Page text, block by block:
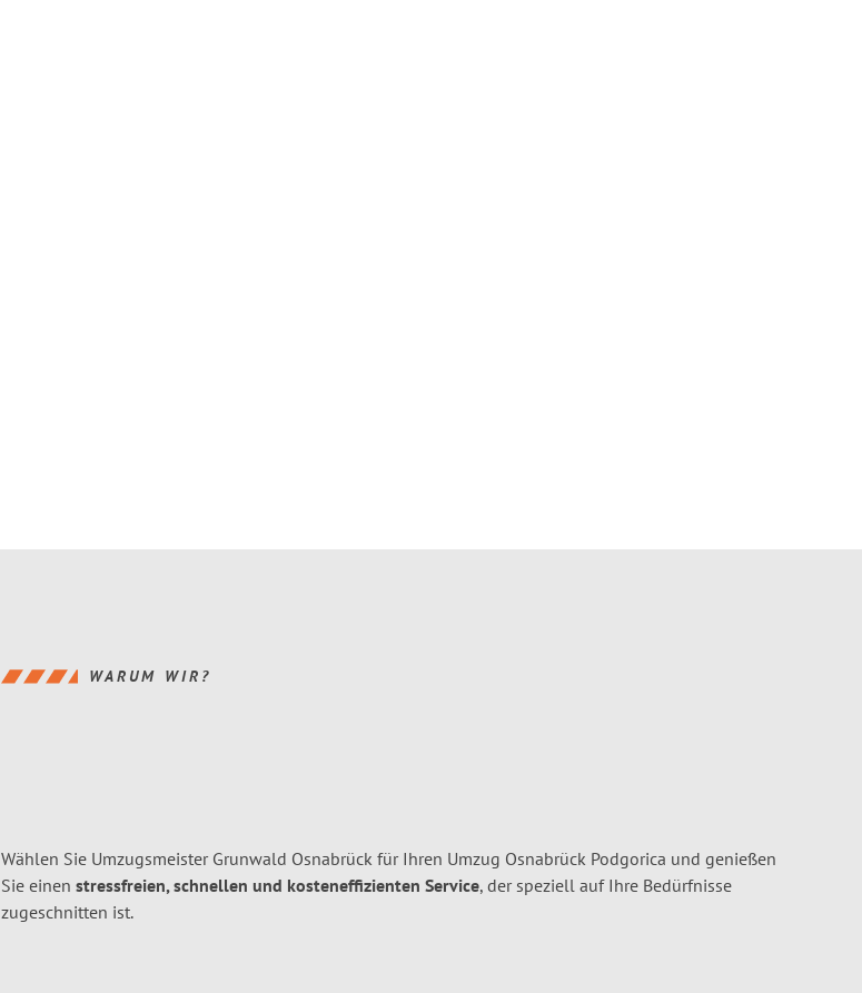
WARUM WIR?
Wählen Sie Umzugsmeister Grunwald Osnabrück für Ihren Umzug Osnabrück Podgorica und genießen
Sie einen stressfreien, schnellen und kosteneffizienten Service, der speziell auf Ihre Bedürfnisse
zugeschnitten ist.